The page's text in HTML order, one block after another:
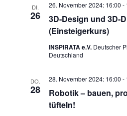
DI.
26
3D-Design und 3D-
(Einsteigerkurs)
26. November 2024: 16:00 -
INSPIRATA e.V. Deutscher
Deutschland
DO.
28
Robotik – bauen,
tüfteln!
28. November 2024: 16:00 -